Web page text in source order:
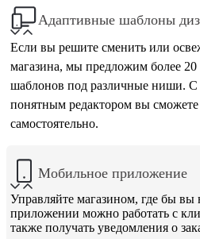
Адаптивные шаблоны
Если вы решите сменить или
магазина, мы предложим более
шаблонов под различные ниши.
понятным редактором вы сможете
самостоятельно.
Мобильное приложение
Управляйте магазином, где бы вы
приложении можно работать с
также получать уведомления о